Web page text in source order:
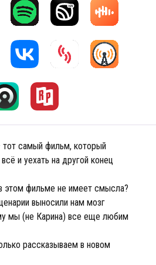
тот самый фильм, который
и уехать на другой конец
этом фильме не имеет смысла?
выносили нам мозг
мы (не Карина) все еще любим
рассказываем в новом